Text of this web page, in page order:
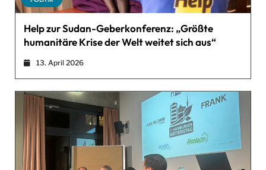
Help zur Sudan-Geberkonferenz: „Größte
humanitäre Krise der Welt weitet sich aus“
13. April 2026